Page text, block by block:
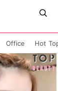
Office Hot